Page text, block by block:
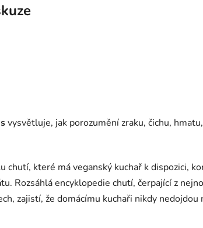
vysvětluje, jak porozumění zraku, čichu,
které má veganský kuchař k dispozici,
Rozsáhlá encyklopedie chutí, čerpající z
zajistí, že domácímu kuchaři nikdy nedojdou